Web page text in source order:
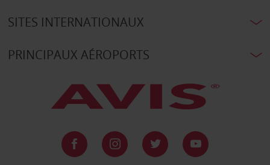
SITES INTERNATIONAUX
PRINCIPAUX AÉROPORTS